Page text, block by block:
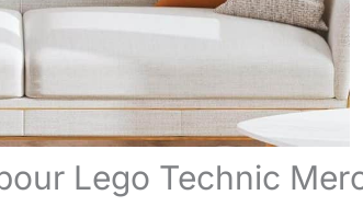
Lego Technic